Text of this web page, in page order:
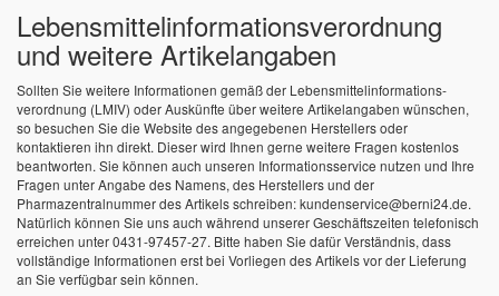
Lebensmittel­informations­verordnung
und weitere Artikelangaben
Sollten Sie weitere Informationen gemäß der Lebensmittel­informations­
verordnung (LMIV) oder Auskünfte über weitere Artikelangaben wünschen,
so besuchen Sie die Website des angegebenen Herstellers oder
kontaktieren ihn direkt. Dieser wird Ihnen gerne weitere Fragen kostenlos
beantworten. Sie können auch unseren Informationsservice nutzen und Ihre
Fragen unter Angabe des Namens, des Herstellers und der
Pharmazentralnummer des Artikels schreiben: kundenservice@berni24.de.
Natürlich können Sie uns auch während unserer Geschäftszeiten telefonisch
erreichen unter 0431-97457-27. Bitte haben Sie dafür Verständnis, dass
vollständige Informationen erst bei Vorliegen des Artikels vor der Lieferung
an Sie verfügbar sein können.